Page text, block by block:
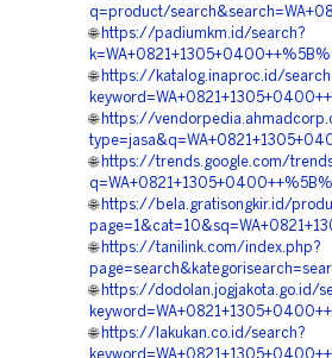
q=product/
🌐 https://padiumkm.id/search?
🌐 https://katalog.inaproc.id/
🌐 https://
🌐 https://trends.google.com/
🌐 https://bela.gratisongkir.id/
🌐 https://tanilink.com/index.php?
🌐 https://dodolan.jogjakota.go.id/
🌐 https://lakukan.co.id/search?